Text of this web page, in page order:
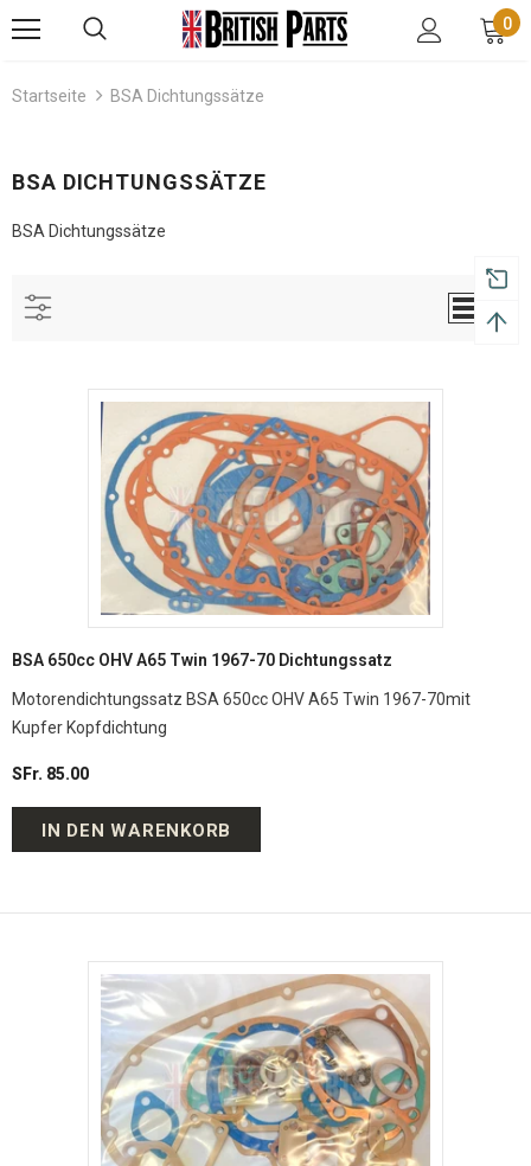
0
Startseite BSA Dichtungssätze
BSA DICHTUNGSSÄTZE
BSA Dichtungssätze
BSA 650cc OHV A65 Twin 1967-70 Dichtungssatz
Motorendichtungssatz BSA 650cc OHV A65 Twin 1967-70mit
Kupfer Kopfdichtung
SFr. 85.00
IN DEN WARENKORB